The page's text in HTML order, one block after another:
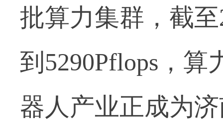
批算力集群，截
到5290Pflops，
器人产业正成为